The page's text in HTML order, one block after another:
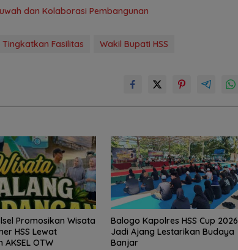
dan Kolaborasi Pembangunan
Tingkatkan Fasilitas Wakil Bupati HSS
Promosikan Wisata
HSS Lewat
OTW
Balogo Kapolres HSS Cup 2026
Jadi Ajang Lestarikan Budaya
Banjar